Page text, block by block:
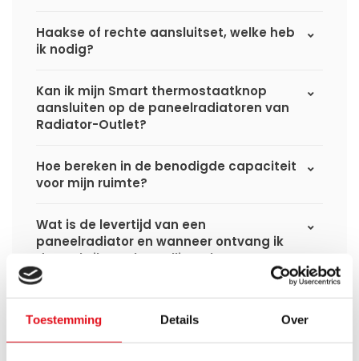
Toestemming Details Over
Haakse of rechte aansluitset, welke heb
ik nodig?
Kan ik mijn Smart thermostaatknop
aansluiten op de paneelradiatoren van
Radiator-Outlet?
Hoe bereken in de benodigde capaciteit
voor mijn ruimte?
Wat is de levertijd van een
paneelradiator en wanneer ontvang ik
deze als ik een bestelling plaats?
Ik heb een (hybride) warmtepomp
installatie, kan ik alle radiatoren